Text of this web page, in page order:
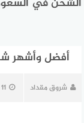
الشحن في
أفضل وأشهر
شروق مقداد 11 نوفمبر، 2022